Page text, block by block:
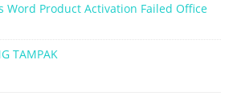
Word Product Activation Failed Office
TAMPAK